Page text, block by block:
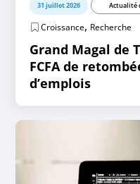
31 juillet 2026 Actualité
Croissance, Recherche
Grand Magal de
FCFA de
d’emplois